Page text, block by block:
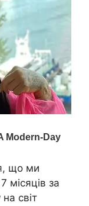
що ми
місяців за
світ